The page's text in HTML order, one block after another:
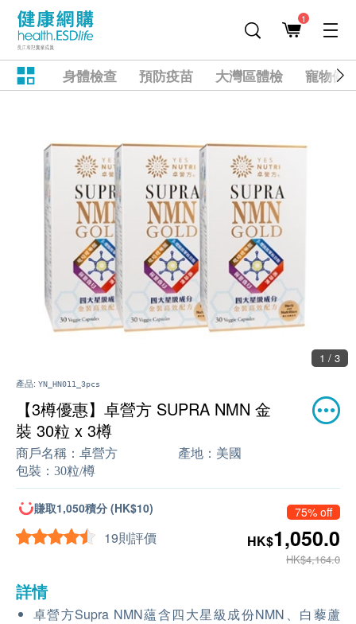
1
身體檢查 預防疫苗 大灣區體檢 寵物健
1 / 3
產品: YN_HN011_3pcs
【3樽優惠】卓營方 SUPRA NMN 金
裝 30粒 x 3樽
商戶名稱： 卓營方 產地： 美國
包裝： 30粒/樽
賺取1,050積分 (HK$10)
19則評價
75% off
HK$1,050.0
HK$4,164.0
詳情
卓營方Supra NMN蘊含四大星級成份NMN、白藜蘆